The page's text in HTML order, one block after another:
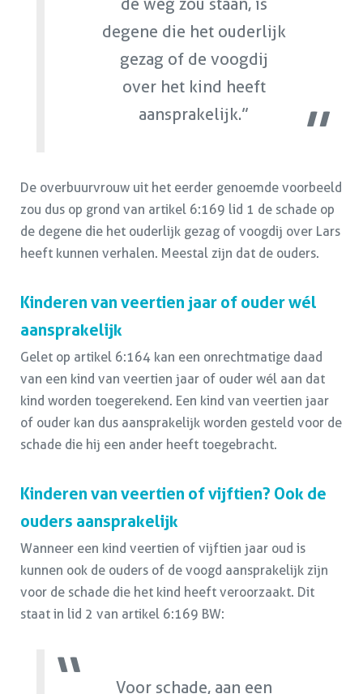
de weg zou staan, is
degene die het ouderlijk
gezag of de voogdij
over het kind heeft
aansprakelijk.”
De overbuurvrouw uit het eerder genoemde voorbeeld
zou dus op grond van artikel 6:169 lid 1 de schade op
de degene die het ouderlijk gezag of voogdij over Lars
heeft kunnen verhalen. Meestal zijn dat de ouders.
Kinderen van veertien jaar of ouder wél
aansprakelijk
Gelet op artikel 6:164 kan een onrechtmatige daad
van een kind van veertien jaar of ouder wél aan dat
kind worden toegerekend. Een kind van veertien jaar
of ouder kan dus aansprakelijk worden gesteld voor de
schade die hij een ander heeft toegebracht.
Kinderen van veertien of vijftien? Ook de
ouders aansprakelijk
Wanneer een kind veertien of vijftien jaar oud is
kunnen ook de ouders of de voogd aansprakelijk zijn
voor de schade die het kind heeft veroorzaakt. Dit
staat in lid 2 van artikel 6:169 BW:
Voor schade, aan een